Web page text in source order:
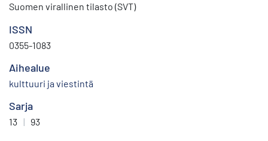
Suomen virallinen tilasto (SVT)
ISSN
0355-1083
Aihealue
kulttuuri ja viestintä
Sarja
13 | 93